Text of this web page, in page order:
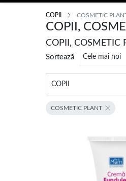
COPII COSMETIC
COPII,
COPII, COSMETIC
Sortează
COPII
COSMETIC PLANT